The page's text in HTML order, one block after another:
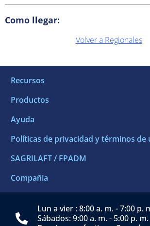
Como llegar:
Volver a Regionales
Recursos
Productos
Ayuda
Políticas de privacidad y términos de
SAGRILAFT / FPADM
Compañia
Lun a vier : 8:00 a. m. - 7:00 p.
Sábados: 9:00 a. m. - 5:00 p. m.